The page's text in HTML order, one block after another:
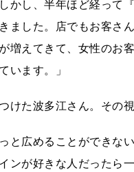
かし、半年ほど経って
ました。店でもお客さ
増えてきて、女性のお
います。」
けた波多江さん。その
と広めることができな
ンが好きな人だったら